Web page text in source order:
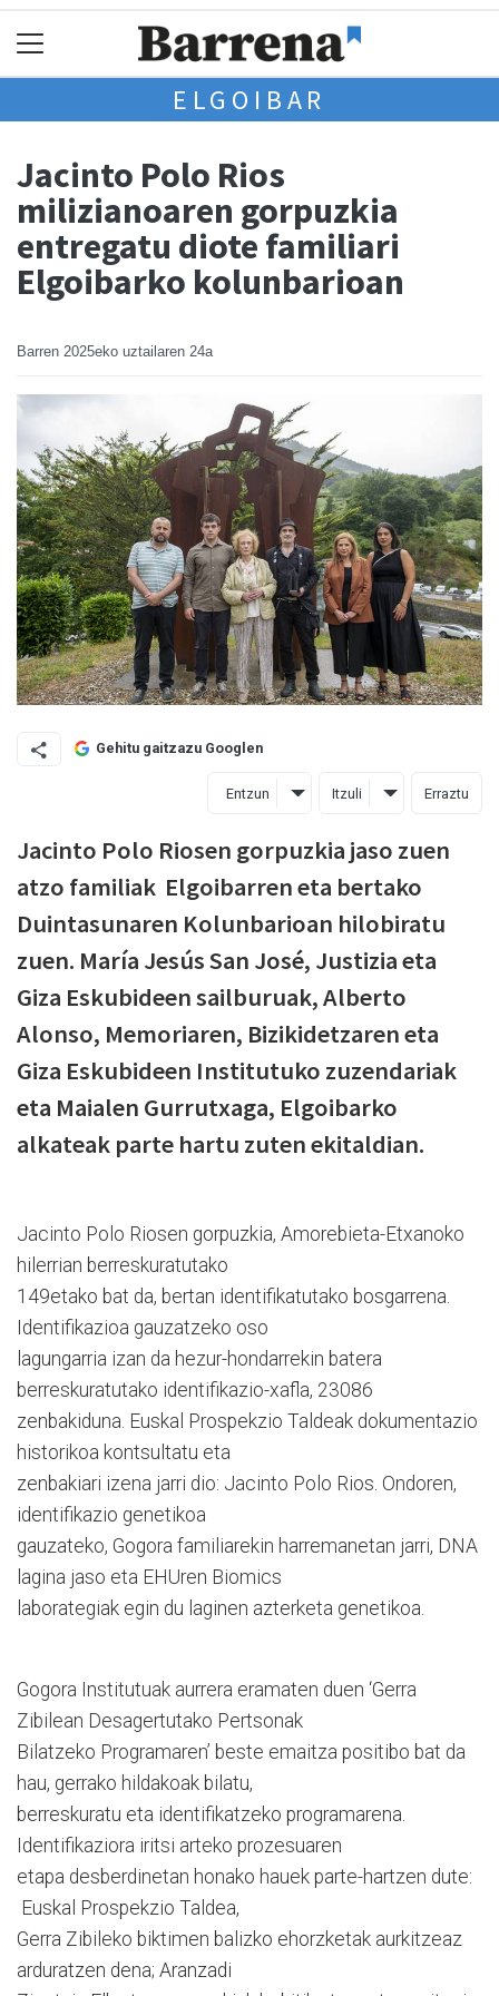
ELGOIBAR
Jacinto Polo Rios
milizianoaren gorpuzkia
entregatu diote familiari
Elgoibarko kolunbarioan
Barren 2025eko uztailaren 24a
Gehitu gaitzazu Googlen
Entzun Itzuli Erraztu
Jacinto Polo Riosen gorpuzkia jaso zuen
atzo familiak Elgoibarren eta bertako
Duintasunaren Kolunbarioan hilobiratu
zuen. María Jesús San José, Justizia eta
Giza Eskubideen sailburuak, Alberto
Alonso, Memoriaren, Bizikidetzaren eta
Giza Eskubideen Institutuko zuzendariak
eta Maialen Gurrutxaga, Elgoibarko
alkateak parte hartu zuten ekitaldian.
Jacinto Polo Riosen gorpuzkia, Amorebieta-Etxanoko
hilerrian berreskuratutako
149etako bat da, bertan identifikatutako bosgarrena.
Identifikazioa gauzatzeko oso
lagungarria izan da hezur-hondarrekin batera
berreskuratutako identifikazio-xafla, 23086
zenbakiduna. Euskal Prospekzio Taldeak dokumentazio
historikoa kontsultatu eta
zenbakiari izena jarri dio: Jacinto Polo Rios. Ondoren,
identifikazio genetikoa
gauzateko, Gogora familiarekin harremanetan jarri, DNA
lagina jaso eta EHUren Biomics
laborategiak egin du laginen azterketa genetikoa.
Gogora Institutuak aurrera eramaten duen ‘Gerra
Zibilean Desagertutako Pertsonak
Bilatzeko Programaren’ beste emaitza positibo bat da
hau, gerrako hildakoak bilatu,
berreskuratu eta identifikatzeko programarena.
Identifikaziora iritsi arteko prozesuaren
etapa desberdinetan honako hauek parte-hartzen dute:
Euskal Prospekzio Taldea,
Gerra Zibileko biktimen balizko ehorzketak aurkitzeaz
arduratzen dena; Aranzadi